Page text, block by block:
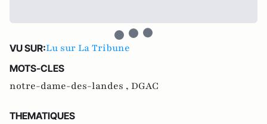
VU SUR:Lu sur La Tribune
MOTS-CLES
notre-dame-des-landes , DGAC
THEMATIQUES